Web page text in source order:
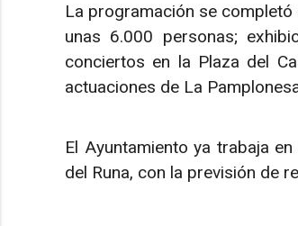
La programación se
unas 6.000 personas;
conciertos en la Plaza del
actuaciones de La
El Ayuntamiento ya trabaja
del Runa, con la previsión de